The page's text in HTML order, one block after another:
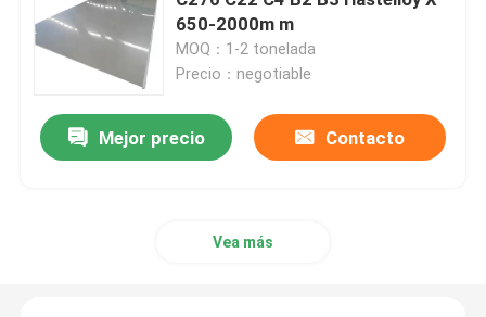
Incoloy 800H
Incoloy 800HT
650-2000m m
MOQ：1-2 tonelada
Precio：negotiable
Mejor precio Contacto
Vea más